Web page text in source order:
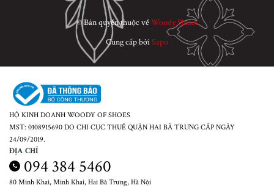
© Bản quyền thuộc vềWoody Planet
Cung cấp bởiSapo
HỘ KINH DOANH WOODY OF SHOES
MST: 0108915690 DO CHI CỤC THUẾ QUẬN HAI BÀ TRƯNG CẤP NGÀY
24/09/2019.
ĐỊA CHỈ
094 384 5460
80 Minh Khai, Minh Khai, Hai Bà Trưng, Hà Nội